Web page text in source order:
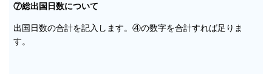
⑦総出国日数について
出国日数の合計を記入します。④の数字を合計すれば足りま
す。